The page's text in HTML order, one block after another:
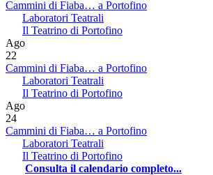
Cammini di Fiaba… a Portofino
Laboratori Teatrali
Il Teatrino di Portofino
Ago
22
Cammini di Fiaba… a Portofino
Laboratori Teatrali
Il Teatrino di Portofino
Ago
24
Cammini di Fiaba… a Portofino
Laboratori Teatrali
Il Teatrino di Portofino
Consulta il calendario completo...